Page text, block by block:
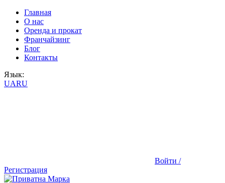
Главная
О нас
Оренда и прокат
Франчайзинг
Блог
Контакты
Язык:
UARU
Войти /
Регистрация